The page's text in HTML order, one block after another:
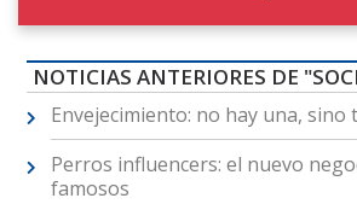
NOTICIAS ANTERIORES DE
Envejecimiento: no hay una, sino
Perros influencers: el nuevo
famosos